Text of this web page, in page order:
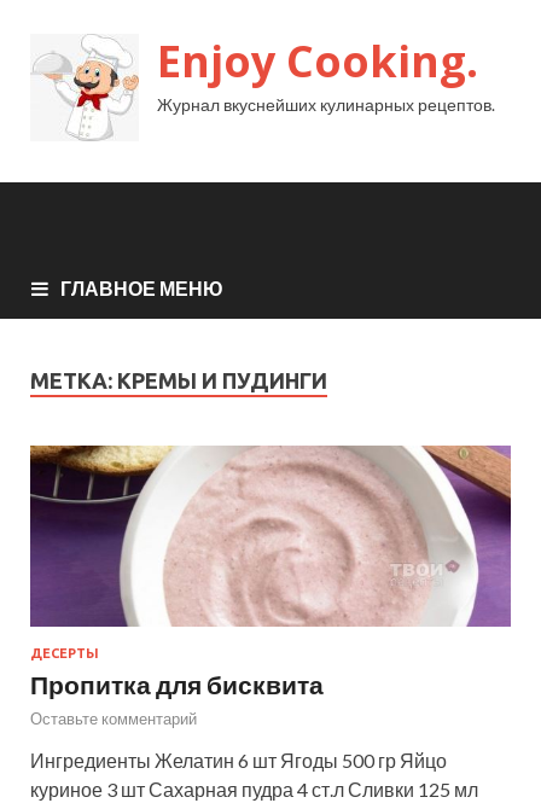
Enjoy Cooking.
Журнал вкуснейших кулинарных рецептов.
ГЛАВНОЕ МЕНЮ
МЕТКА: КРЕМЫ И ПУДИНГИ
ДЕСЕРТЫ
Пропитка для бисквита
Оставьте комментарий
Ингредиенты Желатин 6 шт Ягоды 500 гр Яйцо
куриное 3 шт Сахарная пудра 4 ст.л Сливки 125 мл